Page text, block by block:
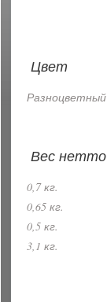
Цвет
Разноцветный
Вес нетто
0,7 кг.
0,65 кг.
0,5 кг.
3,1 кг.